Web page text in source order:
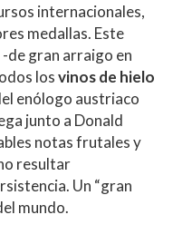
internacionales,
medallas. Este
de gran arraigo en
losvinos de hielo
enólogo austriaco
junto a Donald
notas frutales y
resultar
Un “gran
mundo.